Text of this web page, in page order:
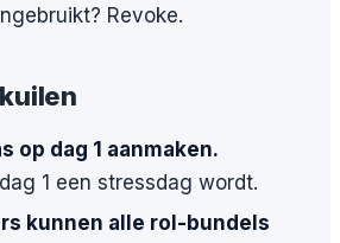
Revoke.
op dag 1 aanmaken.
1 een stressdag wordt.
kunnen alle rol-bundels